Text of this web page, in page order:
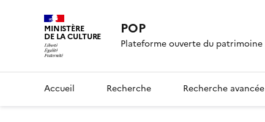
MINISTÈRE
DE LA CULTURE POP
Plateforme ouverte du patrimoine
Accueil Recherche Recherche avancée